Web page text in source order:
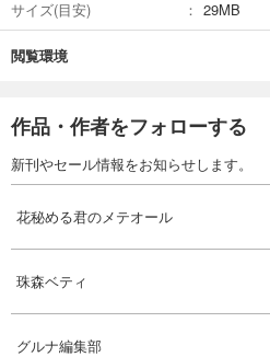
サイズ(目安) 29MB
閲覧環境
作品・作者をフォローする
新刊やセール情報をお知らせします。
花秘める君のメテオール
珠森ベティ
グルナ編集部